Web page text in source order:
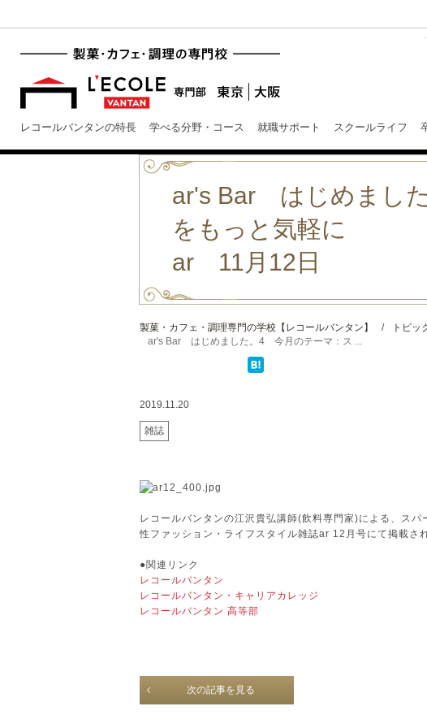
レコールバンタンの特長 学べる分野・コース 就職サポート スクールライフ
ar's Bar はじめまし
をもっと気軽に
ar 11月12日
製菓・カフェ・調理専門の学校【レコールバンタン】 / トピッ
ar's Bar はじめました。4 今月のテーマ：ス ...
2019.11.20
雑誌
レコールバンタンの江沢貴弘講師(飲料専門家)による、ス
性ファッション・ライフスタイル雑誌ar 12月号にて掲載さ
●関連リンク
レコールバンタン
レコールバンタン・キャリアカレッジ
レコールバンタン 高等部
次の記事を見る